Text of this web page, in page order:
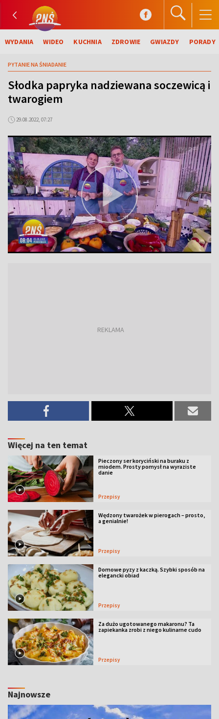
WYDANIA WIDEO KUCHNIA ZDROWIE GWIAZDY PORADY
PYTANIE NA ŚNIADANIE
Słodka papryka nadziewana soczewicą i
twarogiem
29.08.2022, 07:27
Więcej na ten temat
Pieczony ser koryciński na buraku z
miodem. Prosty pomysł na wyraziste
danie
Przepisy
Wędzony twarożek w pierogach – prosto,
a genialnie!
Przepisy
Domowe pyzy z kaczką. Szybki sposób na
elegancki obiad
Przepisy
Za dużo ugotowanego makaronu? Ta
zapiekanka zrobi z niego kulinarne cudo
Przepisy
Najnowsze